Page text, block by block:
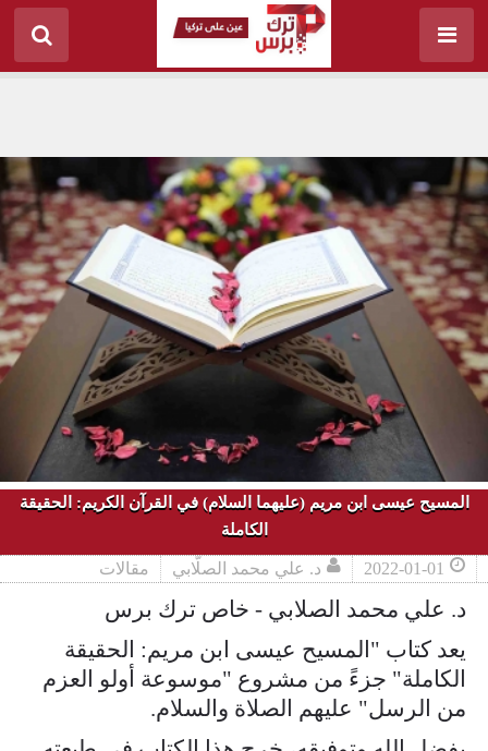
المسيح عيسى ابن مريم (عليهما السلام) في القرآن الكريم: الحقيقة
الكاملة
2022-01-01 د. علي محمد الصلّابي مقالات
د. علي محمد الصلابي - خاص ترك برس
يعد كتاب "المسيح عيسى ابن مريم: الحقيقة
الكاملة" جزءً من مشروع "موسوعة أولو العزم
من الرسل" عليهم الصلاة والسلام.